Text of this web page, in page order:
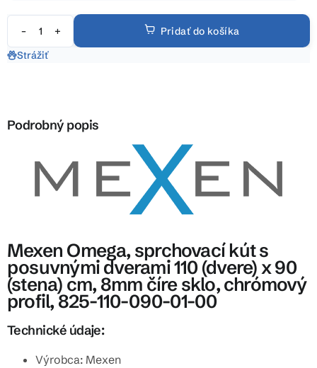
Pridať do košíka
Strážiť
Podrobný popis
Mexen Omega, sprchovací kút s
posuvnými dverami 110 (dvere) x 90
(stena) cm, 8mm číre sklo, chrómový
profil, 825-110-090-01-00
Technické údaje:
Výrobca: Mexen